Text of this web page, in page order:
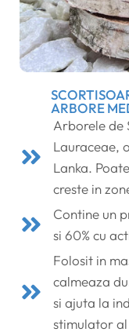
ARBORE
Arborele de
Lauraceae,
Lanka.
creste in
Contine un
si 60% cu
Folosit in
calmeaza
si ajuta la
stimulator